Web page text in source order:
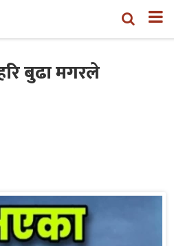
बुढा मगरले